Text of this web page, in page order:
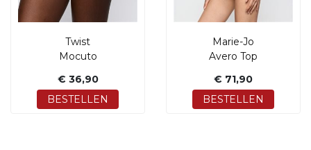
Twist
Mocuto
€ 36,90
BESTELLEN
Marie-Jo
Avero Top
€ 71,90
BESTELLEN